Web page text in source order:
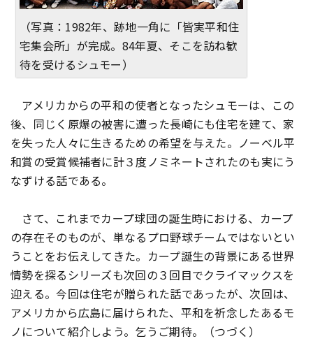
（写真：1982年、跡地一角に「皆実平和住
宅集会所」が完成。84年夏、そこを訪ね歓
待を受けるシュモー）
アメリカからの平和の使者となったシュモーは、この
後、同じく原爆の被害に遭った長崎にも住宅を建て、家
を失った人々に生きるための希望を与えた。ノーベル平
和賞の受賞候補者に計３度ノミネートされたのも実にう
なずける話である。
さて、これまでカープ球団の誕生時における、カープ
の存在そのものが、単なるプロ野球チームではないとい
うことをお伝えしてきた。カープ誕生の背景にある世界
情勢を探るシリーズも次回の３回目でクライマックスを
迎える。今回は住宅が贈られた話であったが、次回は、
アメリカから広島に届けられた、平和を祈念したあるモ
ノについて紹介しよう。乞うご期待。（つづく）